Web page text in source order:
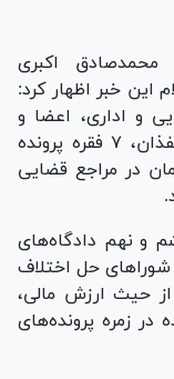
محمدصادق اکبری
این خبر اظهار کرد:
و اداری، اعضا و
دبیران شورا‌های حل اختلاف و سایر متنفذان، ۷ فقره پرونده
بر ۹۸ میلیارد تومان در مراجع قضایی
و نهم دادگاه‌های
حل اختلاف
حیث ارزش مالی،
در زمره پرونده‌های